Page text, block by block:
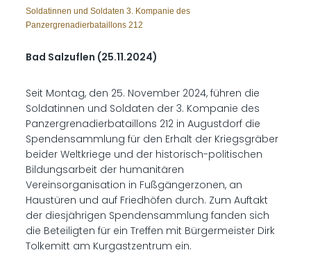
Soldatinnen und Soldaten 3. Kompanie des
Panzergrenadierbataillons 212
Bad Salzuflen (25.11.2024)
Seit Montag, den 25. November 2024, führen die
Soldatinnen und Soldaten der 3. Kompanie des
Panzergrenadierbataillons 212 in Augustdorf die
Spendensammlung für den Erhalt der Kriegsgräber
beider Weltkriege und der historisch-politischen
Bildungsarbeit der humanitären
Vereinsorganisation in Fußgängerzonen, an
Haustüren und auf Friedhöfen durch. Zum Auftakt
der diesjährigen Spendensammlung fanden sich
die Beteiligten für ein Treffen mit Bürgermeister Dirk
Tolkemitt am Kurgastzentrum ein.